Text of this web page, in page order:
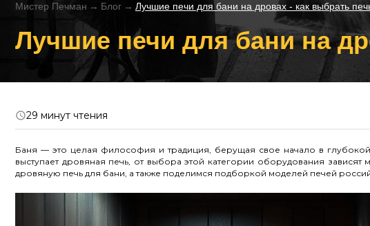
Мистер Печман → Блог → Лучшие печи для бани на дровах - как выбрать
Лучшие печи для бани на
29 минут чтения
Баня — это целая философия и традиция, берущая свое начало в
выступает дровяная печь, от выбора этой категории оборудования
дровяную печь для бани, а также поделимся подборкой моделей печей